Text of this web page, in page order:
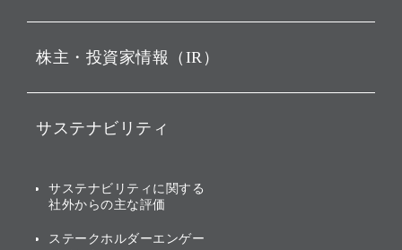
ビジョン
戦略
バリュー
ソフトバンクグループの歩
[AI] What dreams are made
ソフトバンク・ビジョン・
その他
グループ企業一覧
株主・投資家情報（IR）
IRカレンダー
業績・財務
アニュアルレポート
サステナビリティ
トップメッセージ
サステナビリティの考え方
サステナビリティに関する
社外からの主な評価
ステークホルダーエンゲー